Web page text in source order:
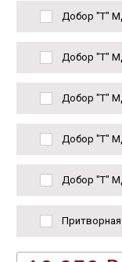
Добор "Т"
Добор "Т"
Добор "Т"
Добор "Т"
Добор "Т"